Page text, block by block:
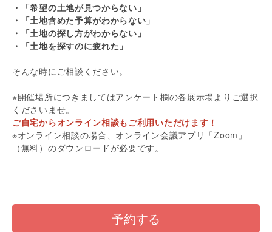
・「希望の土地が見つからない」
・「土地含めた予算がわからない」
・「土地の探し方がわからない」
・「土地を探すのに疲れた」
そんな時にご相談ください。
※開催場所につきましてはアンケート欄の各展示場よりご選択
くださいませ。
ご自宅からオンライン相談もご利用いただけます！
※オンライン相談の場合、オンライン会議アプリ「Zoom」
（無料）のダウンロードが必要です。
予約する